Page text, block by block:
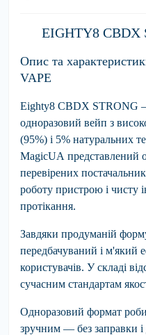
EIGHTY8 CBDX
Опис та
VAPE
Eighty8 CBDX STRONG
одноразовий вейп з
(95%) і 5% натуральних
MagicUA представлений
перевірених
роботу пристрою і чисту
протікання.
Завдяки продуманій
передбачуваний і м'який
користувачів. У складі
сучасним стандартам
Одноразовий формат
зручним — без заправки і